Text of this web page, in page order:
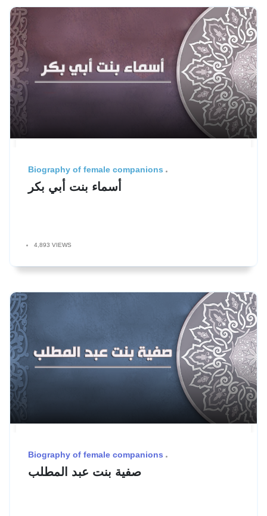
Biography of female companions
أسماء بنت أبي بكر
4,893 VIEWS
Biography of female companions
صفية بنت عبد المطلب